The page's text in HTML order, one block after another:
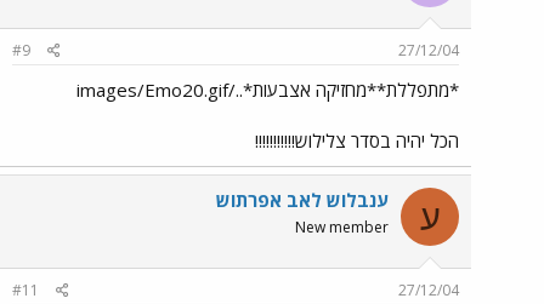
27/12/04
#9
*מתפללת**מחזיקה אצבעות*../images/Emo20.gif
הכל יהיה בסדר צלילוש!!!!!!!!!!!
ע ענבלוש לאב אפרתוש
New member
27/12/04
#11